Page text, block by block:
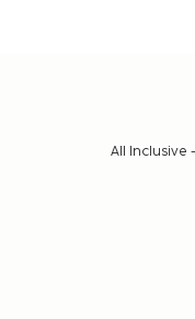
All Inclusive